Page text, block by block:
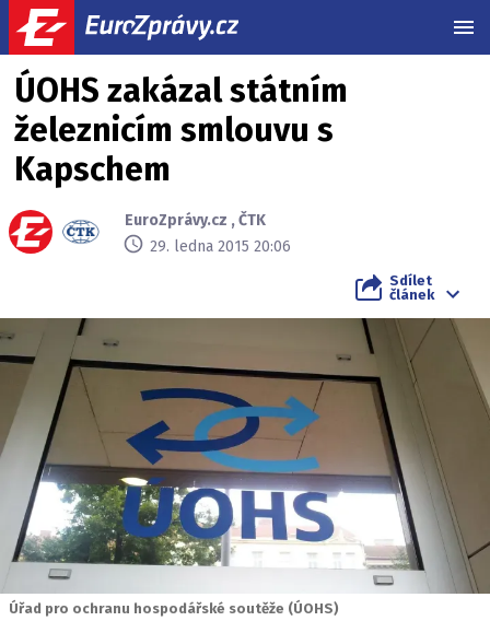
ÚOHS zakázal státním
železnicím smlouvu s
Kapschem
EuroZprávy.cz ,ČTK
29. ledna 2015 20:06
Sdílet
článek
Úřad pro ochranu hospodářské soutěže (ÚOHS)